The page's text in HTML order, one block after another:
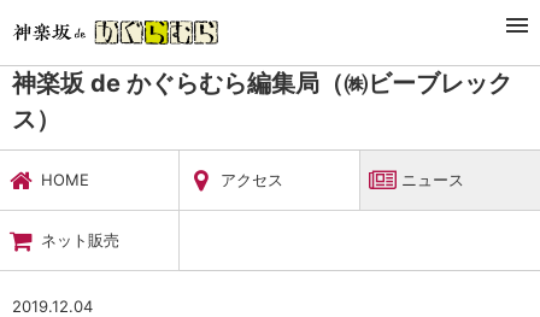
暮らし・娯楽
神楽坂 de かぐらむら編集局（㈱ビーブレックス）
ニュース
神楽坂 de かぐらむら編集局（㈱ビーブレック
ス）
HOME アクセス ニュース
ネット販売
2019.12.04